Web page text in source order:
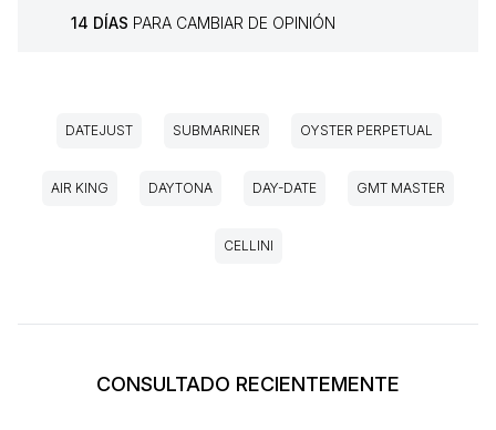
14 DÍAS PARA CAMBIAR DE OPINIÓN
DATEJUST SUBMARINER OYSTER PERPETUAL
AIR KING DAYTONA DAY-DATE GMT MASTER
CELLINI
CONSULTADO RECIENTEMENTE